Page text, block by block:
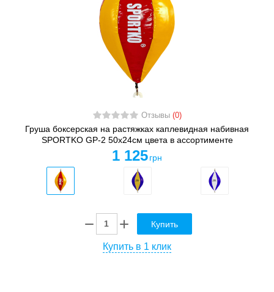
Отзывы (0)
Груша боксерская на растяжках каплевидная набивная
SPORTKO GP-2 50x24см цвета в ассортименте
1 125 грн
Купить
Купить в 1 клик